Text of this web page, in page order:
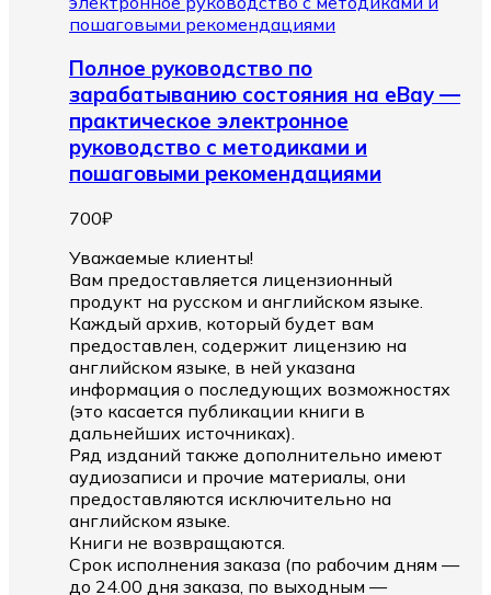
Полное руководство по
зарабатыванию состояния на eBay —
практическое электронное
руководство с методиками и
пошаговыми рекомендациями
700₽
Уважаемые клиенты!
Вам предоставляется лицензионный
продукт на русском и английском языке.
Каждый архив, который будет вам
предоставлен, содержит лицензию на
английском языке, в ней указана
информация о последующих возможностях
(это касается публикации книги в
дальнейших источниках).
Ряд изданий также дополнительно имеют
аудиозаписи и прочие материалы, они
предоставляются исключительно на
английском языке.
Книги не возвращаются.
Срок исполнения заказа (по рабочим дням —
до 24.00 дня заказа, по выходным —